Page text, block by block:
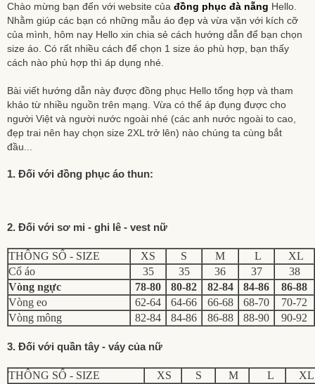
Chào mừng bạn đến với website của đồng phục đà nẵng Hello.
Nhằm giúp các bạn có những mẫu áo đẹp và vừa vặn với kích cỡ
của mình, hôm nay Hello xin chia sẻ cách hướng dẫn để bạn chọn
size áo. Có rất nhiều cách để chọn 1 size áo phù hợp, bạn thấy
cách nào phù hợp thì áp dụng nhé.
Bài viết hướng dẫn này được đồng phục Hello tổng hợp và tham
khảo từ nhiều nguồn trên mạng. Vừa có thể áp đụng được cho
người Việt và người nước ngoài nhé (các anh nước ngoài to cao,
đẹp trai nên hay chọn size 2XL trở lên) nào chúng ta cùng bắt
đầu...
1. Đối với đồng phục áo thun:
2. Đối với sơ mi - ghi lê - vest nữ
THÔNG SỐ - SIZE XS S M L
XL
Cổ áo
35 35 36 37
38
Vòng ngực
78-80 80-82 82-84 84-86
86-88
Vòng eo
62-64 64-66 66-68 68-70
70-72
Vòng mông
82-84 84-86 86-88 88-90 90-92
3. Đối với quần tây - váy của nữ
THÔNG SỐ - SIZE XS S M L